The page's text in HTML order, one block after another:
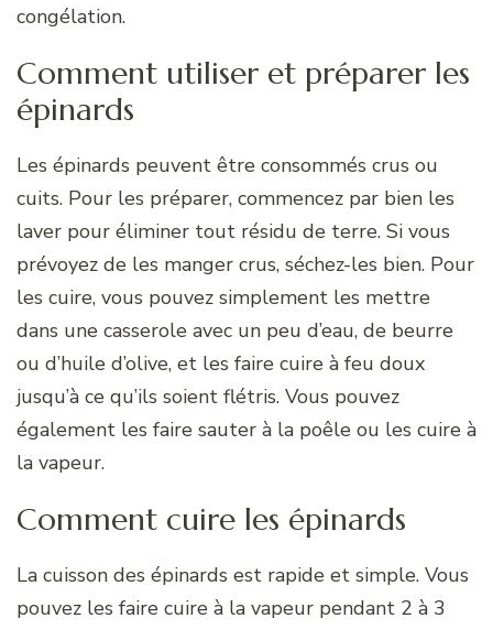
congélation.
Comment utiliser et préparer les
épinards
Les épinards peuvent être consommés crus ou
cuits. Pour les préparer, commencez par bien les
laver pour éliminer tout résidu de terre. Si vous
prévoyez de les manger crus, séchez-les bien. Pour
les cuire, vous pouvez simplement les mettre
dans une casserole avec un peu d’eau, de beurre
ou d’huile d’olive, et les faire cuire à feu doux
jusqu’à ce qu’ils soient flétris. Vous pouvez
également les faire sauter à la poêle ou les cuire à
la vapeur.
Comment cuire les épinards
La cuisson des épinards est rapide et simple. Vous
pouvez les faire cuire à la vapeur pendant 2 à 3